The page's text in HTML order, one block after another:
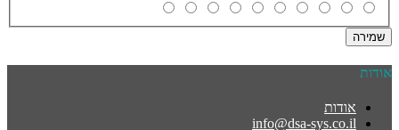
שמירה
אודות
אודות
info@dsa-sys.co.il